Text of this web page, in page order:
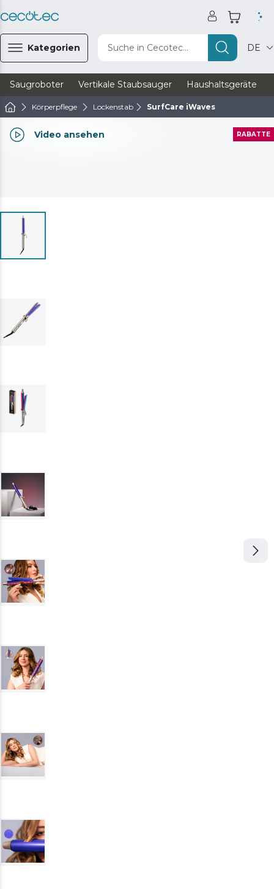
Kategorien Suche in Cecotec... DE
Saugroboter Vertikale Staubsauger Haushaltsgeräte
Körperpflege Lockenstab SurfCare iWaves
Video ansehen RABATTE